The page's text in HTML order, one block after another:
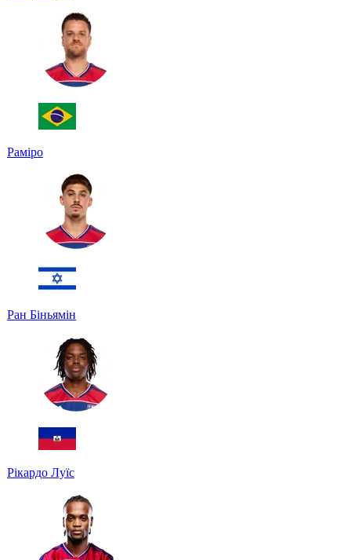
Раміро
Ран Біньямін
Рікардо Луїс